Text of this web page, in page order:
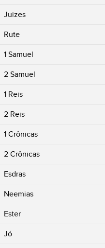
Juizes
Rute
1 Samuel
2 Samuel
1 Reis
2 Reis
1 Crônicas
2 Crônicas
Esdras
Neemias
Ester
Jó